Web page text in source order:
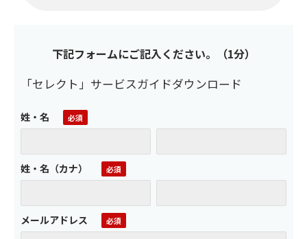
下記フォームにご記入ください。（1分）
「セレクト」サービスガイドダウンロード
姓・名
姓・名（カナ）
メールアドレス